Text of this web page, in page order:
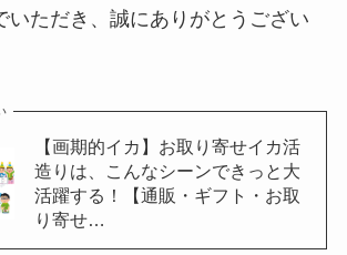
いただき、誠にありがとうござい
【画期的イカ】お取り寄せイカ活
造りは、こんなシーンできっと大
活躍する！【通販・ギフト・お取
り寄せ…